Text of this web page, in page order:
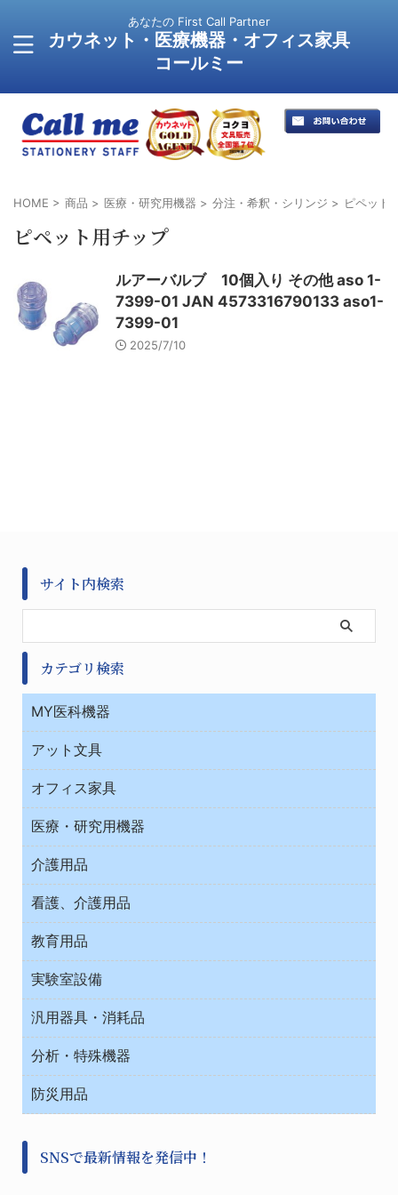
あなたの First Call Partner
カウネット・医療機器・オフィス家具
コールミー
HOME > 商品 > 医療・研究用機器 > 分注・希釈・シリンジ > ピペット
ピペット用チップ
ルアーバルブ 10個入り その他 aso 1-
7399-01 JAN 4573316790133 aso1-
7399-01
2025/7/10
サイト内検索
カテゴリ検索
MY医科機器
診察・診断
与薬・調剤薬局
アット文具
ＯＡ・パソコン用品
オフィス家具
オフィス作業用品
医療・研究用機器
ウエアー
チューブコネクタ素材
テープ・ラベル・紙製
デシケーター類
ベット周辺
ベンチ無菌ドラフト
院内感染防止、空気清浄器類
運搬
温度・湿度管理機器
加圧・減圧・油ポンプ
撹拌機 ２
介護用品
介護・リハビリ
看護、介護用品
院内感染防止、空気清浄器類
救急
健康機器・用品
事務・受付
処置・手術
中材・滅菌・洗浄
教育用品
ノート・紙製品
実験室設備
コンテナー保温容器
工具類
事務用品・ＯＡデスク
清掃用品
汎用器具・消耗品
テープ・ラベル・紙製
金属・樹脂実験必需２
樹脂容器各種
分析・特殊機器
検査用品
分離・分析ロシ
防災用品
初期活動・対策本部
SNSで最新情報を発信中！